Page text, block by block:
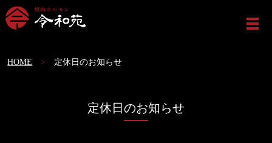
HOME 定休日のお知らせ
定休日のお知らせ